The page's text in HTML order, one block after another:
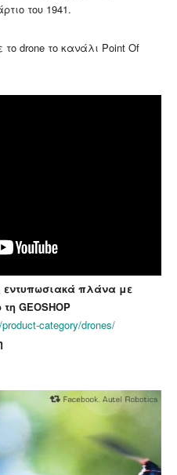
του 1941.
drone το κανάλι Point Of
εντυπωσιακά πλάνα με
GEOSHOP
category/drones/